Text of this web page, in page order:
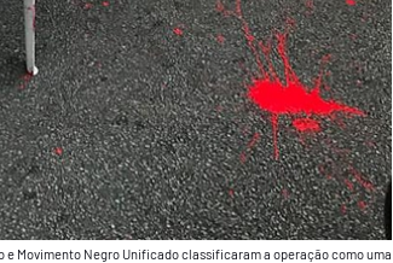
Movimento Negro Unificado classificaram a operação como uma